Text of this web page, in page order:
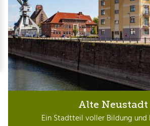
Alte Neustadt
Ein Stadtteil voller Bildung